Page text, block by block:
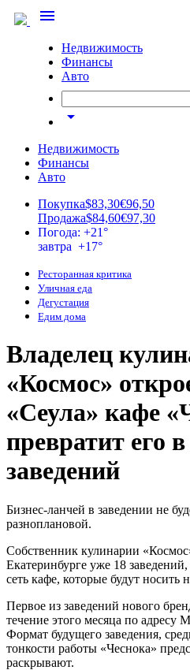
menu
Недвижимость
Финансы
Авто
arrow_drop_down
Недвижимость
Финансы
Авто
Покупка$83,30€96,50
Продажа$84,60€97,30
Погода: +21°
завтра +17°
Ресторанная критика
Уличная еда
Дегустация
Едим дома
Владелец
«Космос»
«Сеула» кафе
превратит его в
заведений
Бизнес-ланчей в заведении не
разноплановой.
Собственник кулинарии
Екатеринбурге уже 18
сеть кафе, которые будут носить
Первое из заведений нового
течение этого месяца по адресу
Формат будущего заведения,
тонкости работы «Чеснока»
раскрывают.